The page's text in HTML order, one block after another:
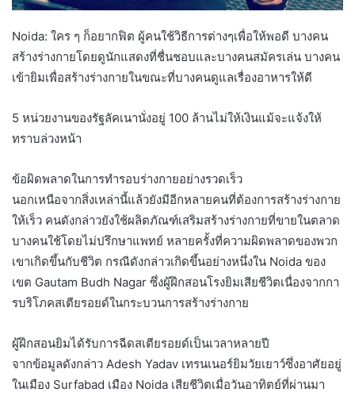
Noida: ใคร ๆ ก็อยากฟิต ผู้คนใช้วิธีการต่างๆเพื่อให้พอดี บางคน
สร้างร่างกายโดยดูนักแสดงที่ชื่นชอบและบางคนสมัครเล่น บางคน
เข้ายิมเพื่อสร้างร่างกายในขณะที่บางคนดูแลเรื่องอาหารให้ดี
5 หน่วยงานของรัฐลัคเนานั่งอยู่ 100 ล้านไม่ให้เงินแม้จะแจ้งให้
ทราบล่วงหน้า
ข้อผิดพลาดในการทำรอบร่างกายอย่างรวดเร็ว
นอกเหนือจากสิ่งเหล่านี้แล้วยังมีอีกหลายคนที่ต้องการสร้างร่างกาย
ให้เร็ว คนดังกล่าวยังใช้ผลิตภัณฑ์เสริมสร้างร่างกายที่ขายในตลาด
บางคนใช้โดยไม่ปรึกษาแพทย์ หลายครั้งที่ความผิดพลาดของพวก
เขาเกิดขึ้นกับชีวิต กรณีดังกล่าวเกิดขึ้นอย่างหนึ่งใน Noida ของ
เขต Gautam Budh Nagar ซึ่งผู้ฝึกสอนโรงยิมเสียชีวิตเนื่องจากกา
รบริโภคสเตียรอยด์ในกระบวนการสร้างร่างกาย
ผู้ฝึกสอนยิมได้รับการฉีดสเตียรอยด์เป็นเวลาหลายปี
จากข้อมูลดังกล่าว Adesh Yadav เทรนเนอร์ยิมวัยเยาว์ซึ่งอาศัยอยู่
ในเมือง Surfabad เมือง Noida เสียชีวิตเมื่อวันอาทิตย์ที่ผ่านมา